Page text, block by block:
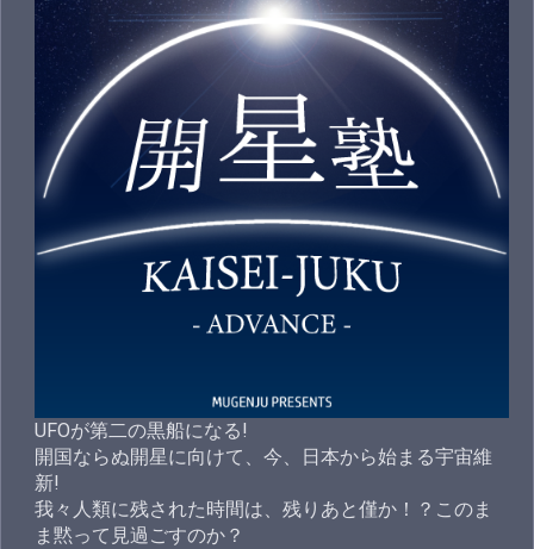
UFOが第二の黒船になる!
開国ならぬ開星に向けて、今、日本から始まる宇宙維
新!
我々人類に残された時間は、残りあと僅か！？このま
ま黙って見過ごすのか？